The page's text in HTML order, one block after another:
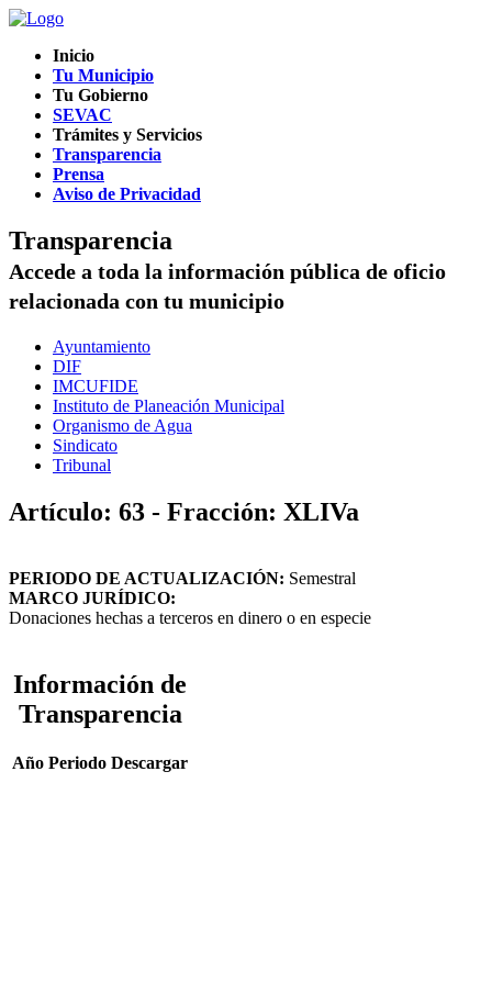
Inicio
Tu Municipio
Tu Gobierno
SEVAC
Trámites y Servicios
Transparencia
Prensa
Aviso de Privacidad
Transparencia
Accede a toda la información pública de oficio
relacionada con tu municipio
Ayuntamiento
DIF
IMCUFIDE
Instituto de Planeación Municipal
Organismo de Agua
Sindicato
Tribunal
Artículo: 63 - Fracción: XLIVa
PERIODO DE ACTUALIZACIÓN: Semestral
MARCO JURÍDICO:
Donaciones hechas a terceros en dinero o en especie
Información de
Transparencia
Año Periodo Descargar